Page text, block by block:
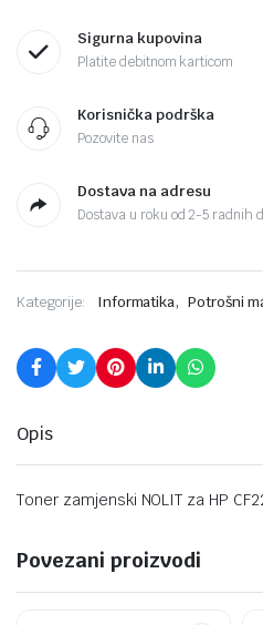
Sigurna kupovina
Platite debitnom karticom
Korisnička podrška
Pozovite nas
Dostava na adresu
Dostava u roku od 2-5 radnih
Kategorije: Informatika, Potrošni
Opis
Toner zamjenski NOLIT za HP
Povezani proizvodi